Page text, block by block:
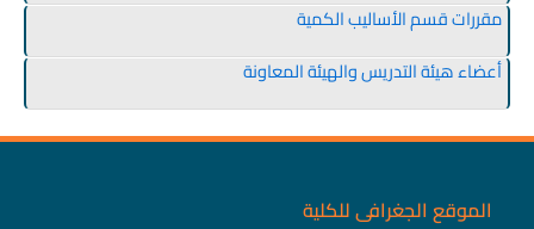
مقررات قسم الأساليب الكمية
أعضاء هيئة التدريس والهيئة المعاونة
الموقع الجغرافى للكلية